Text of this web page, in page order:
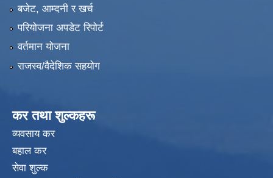
बजेट, आम्दनी र खर्च
परियोजना अपडेट रिपोर्ट
वर्तमान योजना
राजस्व/वैदेशिक सहयोग
कर तथा शुल्कहरू
व्यवसाय कर
बहाल कर
सेवा शुल्क